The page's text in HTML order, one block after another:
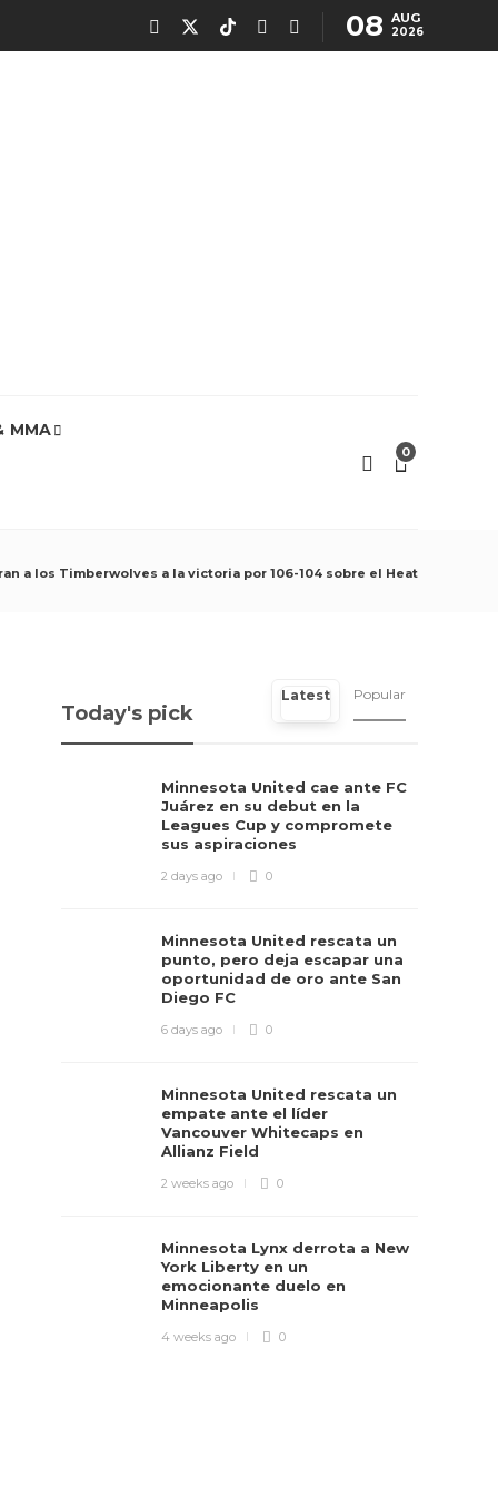
08 AUG
2026
MMA
0
a los Timberwolves a la victoria por 106-104 sobre el Heat
Today's pick
Latest Popular
Minnesota United cae ante FC
Juárez en su debut en la
Leagues Cup y compromete
sus aspiraciones
2 days ago 0
Minnesota United rescata un
punto, pero deja escapar una
oportunidad de oro ante San
Diego FC
6 days ago 0
Minnesota United rescata un
empate ante el líder
Vancouver Whitecaps en
Allianz Field
2 weeks ago 0
Minnesota Lynx derrota a New
York Liberty en un
emocionante duelo en
Minneapolis
4 weeks ago 0